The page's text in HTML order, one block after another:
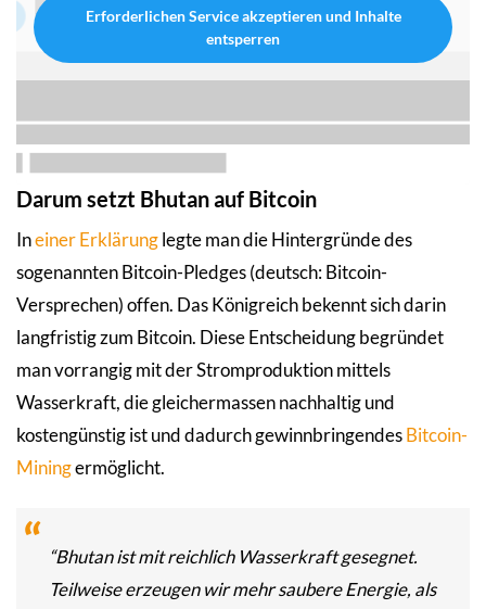
Erforderlichen Service akzeptieren und Inhalte
entsperren
Darum setzt Bhutan auf Bitcoin
Ineiner Erklärunglegte man die Hintergründe des
sogenannten Bitcoin-Pledges (deutsch: Bitcoin-
Versprechen) offen. Das Königreich bekennt sich darin
langfristig zum Bitcoin. Diese Entscheidung begründet
man vorrangig mit der Stromproduktion mittels
Wasserkraft, die gleichermassen nachhaltig und
kostengünstig ist und dadurch gewinnbringendesBitcoin-
Miningermöglicht.
“Bhutan ist mit reichlich Wasserkraft gesegnet.
Teilweise erzeugen wir mehr saubere Energie, als